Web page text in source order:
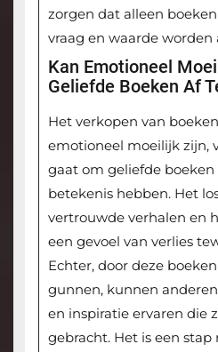
zorgen dat alleen
vraag en waarde worden
Kan Emotioneel
Geliefde Boeken Af
Het verkopen van
emotioneel moeilijk zijn,
gaat om geliefde boeken
betekenis hebben. Het
vertrouwde verhalen en
een gevoel van verlies
Echter, door deze
gunnen, kunnen
en inspiratie ervaren die
gebracht. Het is een